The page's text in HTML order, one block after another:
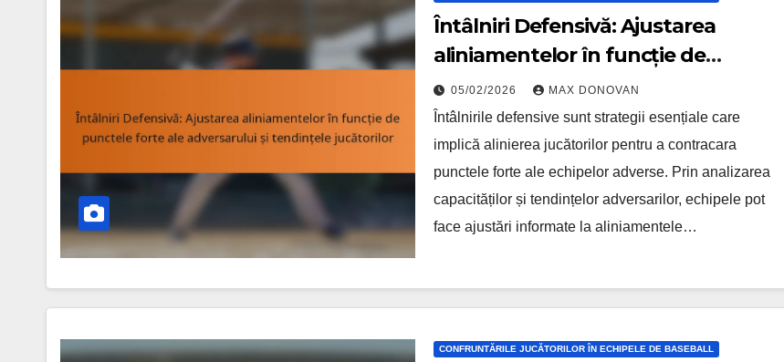
Întâlniri Defensivă: Ajustarea
aliniamentelor în funcție de
punctele forte ale adversarului și
tendințele jucătorilor
05/02/2026 MAX DONOVAN
Întâlnirile defensive sunt strategii esențiale care
implică alinierea jucătorilor pentru a contracara
punctele forte ale echipelor adverse. Prin analizarea
capacităților și tendințelor adversarilor, echipele pot
face ajustări informate la aliniamentele…
CONFRUNTĂRILE JUCĂTORILOR ÎN ECHIPELE DE BASEBALL